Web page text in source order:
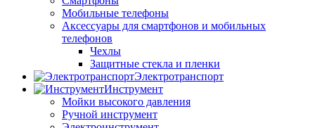
Мобильные телефоны
Аксессуары для смартфонов и мобильных
телефонов
Чехлы
Защитные стекла и пленки
Электротранспорт
Инструмент
Мойки высокого давления
Ручной инструмент